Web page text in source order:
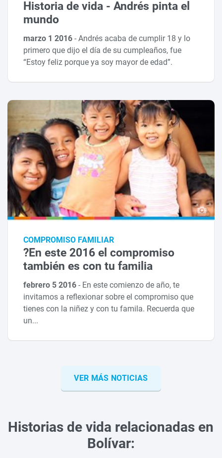
Historia de vida - Andrés pinta el
mundo
marzo 1 2016-Andrés acaba de cumplir 18 y lo
primero que dijo el día de su cumpleaños, fue
“Estoy feliz porque ya soy mayor de edad”.
COMPROMISO FAMILIAR
?En este 2016 el compromiso
también es con tu familia
febrero 5 2016- En este comienzo de año, te
invitamos a reflexionar sobre el compromiso que
tienes con la niñez y con tu famila. Recuerda que
un...
VER MÁS NOTICIAS
Historias de vida relacionadas en
Bolívar: